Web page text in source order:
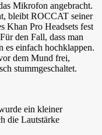
Mikrofon angebracht.
bleibt ROCCAT seiner
Khan Pro Headsets fest
den Fall, dass man
es einfach hochklappen.
dem Mund frei,
stummgeschaltet.
ein kleiner
die Lautstärke